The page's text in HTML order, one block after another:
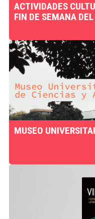
ACTIVIDADES
FIN DE SEMANA
MUSEO